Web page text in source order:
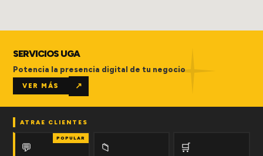
SERVICIOS UGA
Potencia la presencia digital de tu negocio
VER MÁS ↗
ATRAE CLIENTES
POPULAR
💬 📁 🛒